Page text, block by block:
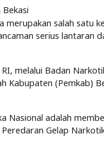
Bekasi
merupakan salah satu
serius lantaran
melalui Badan
(Pemkab)
Nasional adalah
Gelap